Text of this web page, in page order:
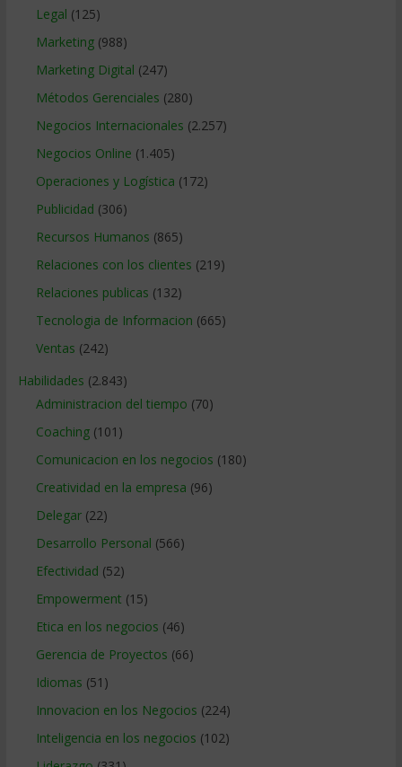
Legal (125)
Marketing(988)
Marketing Digital (247)
Métodos Gerenciales (280)
Negocios Internacionales (2.257)
Negocios Online (1.405)
Operaciones y Logística (172)
Publicidad (306)
Recursos Humanos (865)
Relaciones con los clientes (219)
Relaciones publicas (132)
Tecnologia de Informacion (665)
Ventas (242)
Habilidades (2.843)
Administracion del tiempo (70)
Coaching(101)
Comunicacion en los negocios (180)
Creatividad en la empresa (96)
Delegar(22)
Desarrollo Personal (566)
Efectividad (52)
Empowerment (15)
Etica en los negocios (46)
Gerencia de Proyectos (66)
Idiomas (51)
Innovacion en los Negocios (224)
Inteligencia en los negocios (102)